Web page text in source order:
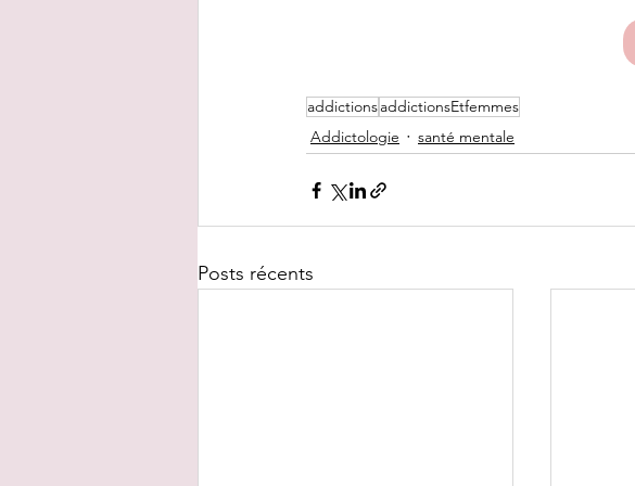
addictionsaddictionsEtfemmes
Addictologie
santé mentale
Posts récents